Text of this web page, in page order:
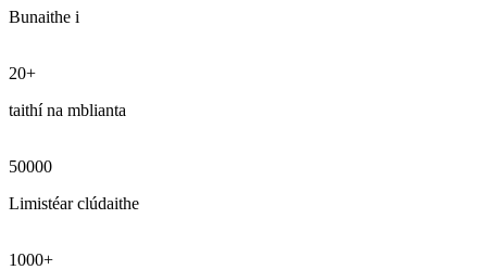
Bunaithe i
20+
taithí na mblianta
50000
Limistéar clúdaithe
1000+